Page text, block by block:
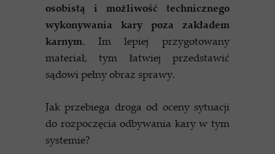
osobistą i możliwość technicznego
wykonywania kary poza zakładem
karnym. Im lepiej przygotowany
materiał, tym łatwiej przedstawić
sądowi pełny obraz sprawy.
Jak przebiega droga od oceny sytuacji
do rozpoczęcia odbywania kary w tym
systemie?